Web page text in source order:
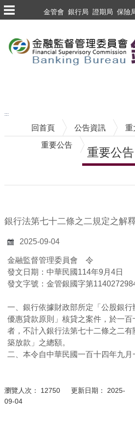
跳到主要內容區塊
金管會 銀行局 證期局 保險
:::
回首頁 公告資訊 重
重要公告
重要公告
銀行法第七十二條之二規定之解
2025-09-04
金融監督管理委員會 令
發文日期：中華民國114年9月4日
發文字號：金管銀國字第
一、銀行依據財政部所定「公股銀
優惠貸款原則」核貸之案件，於一
者，不計入銀行法第七十二條之二
築放款」之總額。
二、本令自中華民國一百十四年九月
瀏覽人次： 12750 更新日期： 2025-
09-04